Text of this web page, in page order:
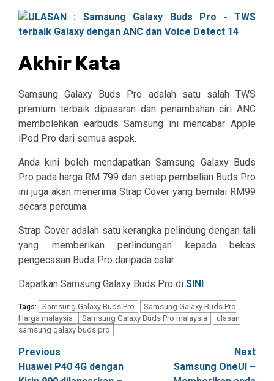
Akhir Kata
Samsung Galaxy Buds Pro adalah satu salah TWS
premium terbaik dipasaran dan penambahan ciri ANC
membolehkan earbuds Samsung ini mencabar Apple
iPod Pro dari semua aspek.
Anda kini boleh mendapatkan Samsung Galaxy Buds
Pro pada harga RM 799 dan setiap pembelian Buds Pro
ini juga akan menerima Strap Cover yang bernilai RM99
secara percuma.
Strap Cover adalah satu kerangka pelindung dengan tali
yang memberikan perlindungan kepada bekas
pengecasan Buds Pro daripada calar.
Dapatkan Samsung Galaxy Buds Pro di SINI
Tags: Samsung Galaxy Buds Pro
Samsung Galaxy Buds Pro
Harga malaysia
Samsung Galaxy Buds Pro malaysia
ulasan
samsung galaxy buds pro
Post
navigation
Previous
Huawei P40 4G dengan
Next
Samsung OneUI –